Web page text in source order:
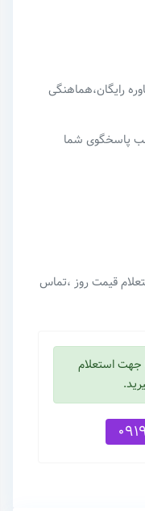
رایگان،هماهنگی
هر روز هفته از ۸ صبح تا ۱۱ شب پاسخگوی شما
قیمت روز ،تماس
جهت استعلام